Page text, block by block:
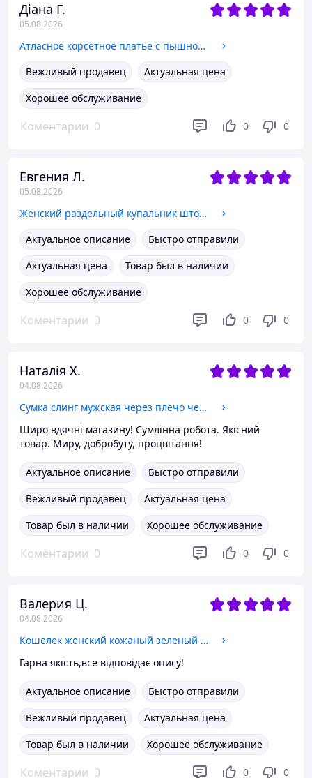
Діана Г.
05.08.2026
Атласное корсетное платье с пышной двойной юбкой и объемными рукавами Smb9199 Белый, S
Вежливый продавец
Актуальная цена
Хорошее обслуживание
Коментарии 0 0 0
Евгения Л.
05.08.2026
Женский раздельный купальник шторки на завязках Kkm1671 L
Актуальное описание
Быстро отправили
Актуальная цена
Товар был в наличии
Хорошее обслуживание
Коментарии 0 0 0
Наталія Х.
04.08.2026
Сумка слинг мужская через плечо черная тканевая бананка кросс боди crossbody один отдел карманы Lanpad 3073
Щиро вдячні магазину! Сумлінна робота. Якісний
товар. Миру, добробуту, процвітання!
Актуальное описание
Быстро отправили
Вежливый продавец
Актуальная цена
Товар был в наличии
Хорошее обслуживание
Коментарии 0 0 0
Валерия Ц.
04.08.2026
Кошелек женский кожаный зеленый матовый на змейке молнии большой с ручкой три отдела для купюр Dr. Bond W38
Гарна якість,все відповідає опису!
Актуальное описание
Быстро отправили
Вежливый продавец
Актуальная цена
Товар был в наличии
Хорошее обслуживание
Коментарии 0 0 0